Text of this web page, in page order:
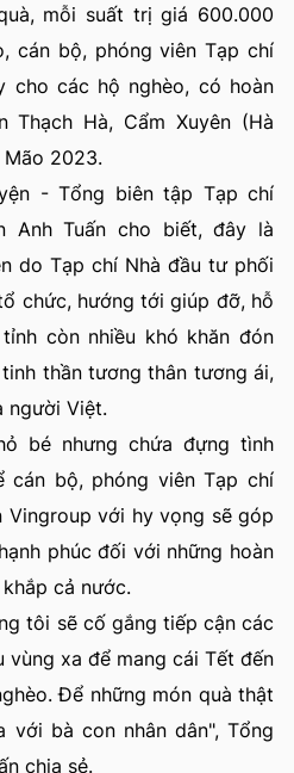
mỗi suất trị giá 600.000
cán bộ, phóng viên Tạp chí
cho các hộ nghèo, có hoàn
Thạch Hà, Cẩm Xuyên (Hà
2023.
- Tổng biên tập Tạp chí
Anh Tuấn cho biết, đây là
do Tạp chí Nhà đầu tư phối
chức, hướng tới giúp đỡ, hỗ
còn nhiều khó khăn đón
thần tương thân tương ái,
người Việt.
bé nhưng chứa đựng tình
cán bộ, phóng viên Tạp chí
Vingroup với hy vọng sẽ góp
phúc đối với những hoàn
cả nước.
tôi sẽ cố gắng tiếp cận các
vùng xa để mang cái Tết đến
Để những món quà thật
bà con nhân dân", Tổng
chia sẻ.